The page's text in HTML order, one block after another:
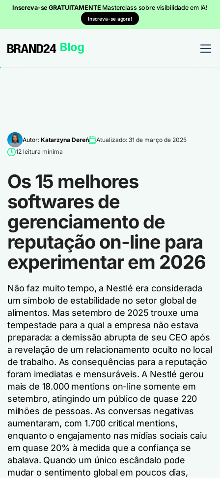
Inscreva-se GRATUITAMENTE Masterclass sobre visibilidade em IA!
Inscreva-se agora!
Autor: Katarzyna Dereń
Atualizado: 31 de março de 2025
12 leitura mínima
Os 15 melhores
softwares de
gerenciamento de
reputação on-line para
experimentar em 2026
Não faz muito tempo, a Nestlé era considerada
um símbolo de estabilidade no setor global de
alimentos. Mas setembro de 2025 trouxe uma
tempestade para a qual a empresa não estava
preparada: a demissão abrupta de seu CEO após
a revelação de um relacionamento oculto no local
de trabalho. As consequências para a reputação
foram imediatas e mensuráveis. A Nestlé gerou
mais de 18.000 mentions on-line somente em
setembro, atingindo um público de quase 220
milhões de pessoas. As conversas negativas
aumentaram, com 1.700 critical mentions,
enquanto o engajamento nas mídias sociais caiu
em quase 20% à medida que a confiança se
abalava. Quando um único escândalo pode
mudar o sentimento global em poucos dias,